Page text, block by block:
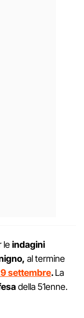
leindagini
al termine
settembre.La
della 51enne.